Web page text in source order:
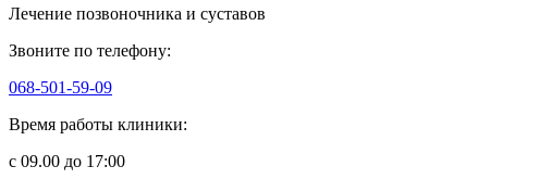
Лечение позвоночника и суставов
Звоните по телефону:
068-501-59-09
Время работы клиники:
с 09.00 до 17:00